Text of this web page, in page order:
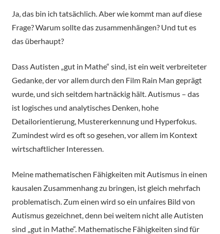
Ja, das bin ich tatsächlich. Aber wie kommt man auf diese
Frage? Warum sollte das zusammenhängen? Und tut es
das überhaupt?
Dass Autisten „gut in Mathe“ sind, ist ein weit verbreiteter
Gedanke, der vor allem durch den Film Rain Man geprägt
wurde, und sich seitdem hartnäckig hält. Autismus – das
ist logisches und analytisches Denken, hohe
Detailorientierung, Mustererkennung und Hyperfokus.
Zumindest wird es oft so gesehen, vor allem im Kontext
wirtschaftlicher Interessen.
Meine mathematischen Fähigkeiten mit Autismus in einen
kausalen Zusammenhang zu bringen, ist gleich mehrfach
problematisch. Zum einen wird so ein unfaires Bild von
Autismus gezeichnet, denn bei weitem nicht alle Autisten
sind „gut in Mathe“. Mathematische Fähigkeiten sind für